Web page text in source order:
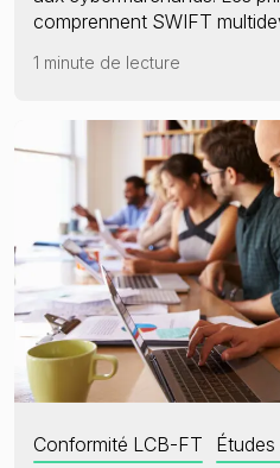
comprennent SWIFT
1 minute de lecture
Conformité LCB-FT